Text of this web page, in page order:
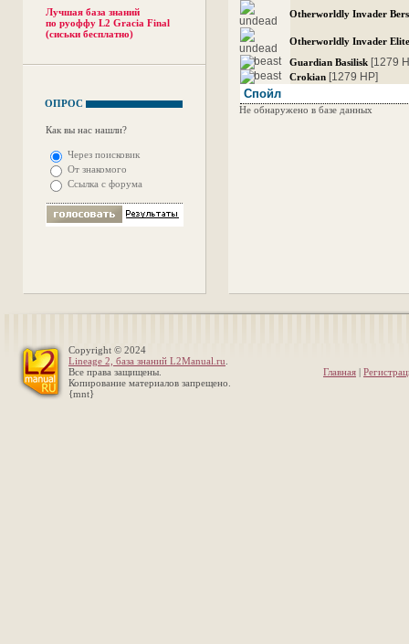
Лучшая база знаний
по руоффу L2 Gracia Final
(сиськи бесплатно)
ОПРОС
Как вы нас нашли?
Через поисковик
От знакомого
Ссылка с форума
Otherworldly Invader
Otherworldly Invader
Guardian Basilisk [1279
Crokian [1279 HP]
Спойл
Не обнаружено в базе данных
Copyright © 2024
Lineage 2, база знаний L2Manual.ru
Все права защищены.
Копирование материалов запрещено.
{mnt}
Главная |